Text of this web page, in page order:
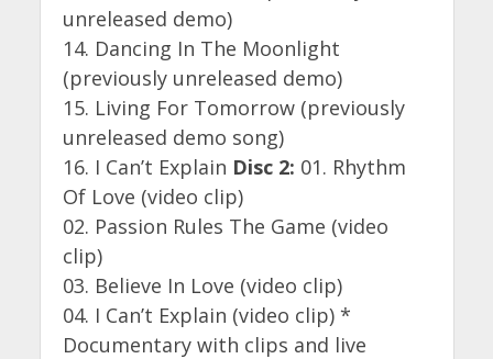
unreleased demo)
14. Dancing In The Moonlight
(previously unreleased demo)
15. Living For Tomorrow (previously
unreleased demo song)
16. I Can’t Explain Disc 2: 01. Rhythm
Of Love (video clip)
02. Passion Rules The Game (video
clip)
03. Believe In Love (video clip)
04. I Can’t Explain (video clip) *
Documentary with clips and live